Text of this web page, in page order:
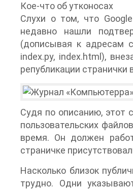
Кое-что об утконосах
Слухи о том, что
недавно нашли
(дописывая к адресам
index.py, index.html),
републикации странички
Судя по описанию, этот
пользовательских
время. Он должен
страничке
Насколько близок
трудно. Одни